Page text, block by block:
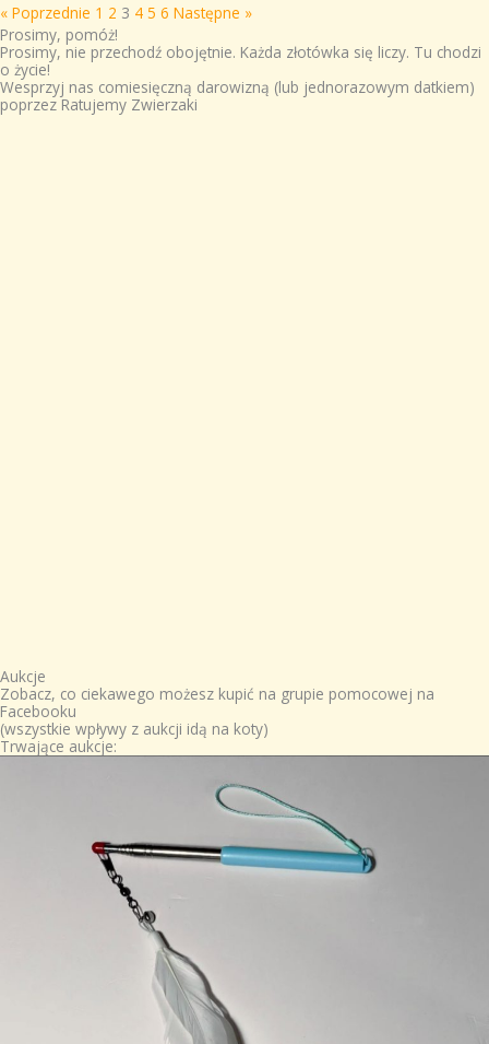
« Poprzednie 1 2 3 4 5 6 Następne »
Prosimy, pomóż!
Prosimy, nie przechodź obojętnie. Każda złotówka się liczy. Tu chodzi
o życie!
Wesprzyj nas comiesięczną darowizną (lub jednorazowym datkiem)
poprzez Ratujemy Zwierzaki
Aukcje
Zobacz, co ciekawego możesz kupić na grupie pomocowej na
Facebooku
(wszystkie wpływy z aukcji idą na koty)
Trwające aukcje: